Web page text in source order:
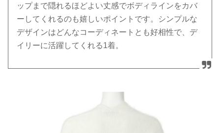
ップまで隠れるほどよい丈感でボディラインをカバ
ーしてくれるのも嬉しいポイントです。シンプルな
デザインはどんなコーディネートとも好相性で、デ
イリーに活躍してくれる1着。